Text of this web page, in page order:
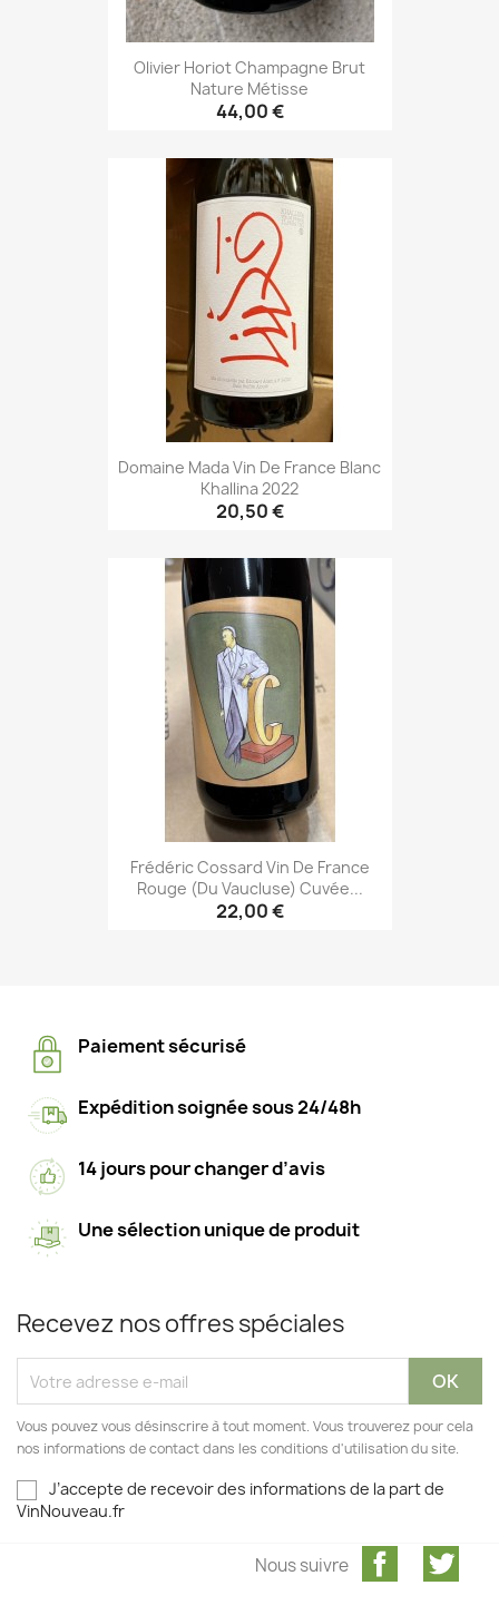
Olivier Horiot Champagne Brut
Nature Métisse
44,00 €
Domaine Mada Vin De France Blanc
Khallina 2022
20,50 €
Frédéric Cossard Vin De France
Rouge (du Vaucluse) Cuvée...
22,00 €
Paiement sécurisé
Expédition soignée sous 24/48h
14 jours pour changer d’avis
Une sélection unique de produit
Recevez nos offres spéciales
Vous pouvez vous désinscrire à tout moment. Vous trouverez pour cela
nos informations de contact dans les conditions d'utilisation du site.
J’accepte de recevoir des informations de la part de
VinNouveau.fr
Facebook
Nous suivre